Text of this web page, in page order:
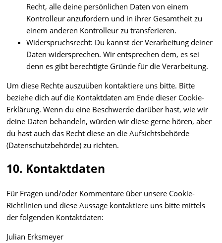
Recht, alle deine persönlichen Daten von einem
Kontrolleur anzufordern und in ihrer Gesamtheit zu
einem anderen Kontrolleur zu transferieren.
Widerspruchsrecht: Du kannst der Verarbeitung deiner
Daten widersprechen. Wir entsprechen dem, es sei
denn es gibt berechtigte Gründe für die Verarbeitung.
Um diese Rechte auszuüben kontaktiere uns bitte. Bitte
beziehe dich auf die Kontaktdaten am Ende dieser Cookie-
Erklärung. Wenn du eine Beschwerde darüber hast, wie wir
deine Daten behandeln, würden wir diese gerne hören, aber
du hast auch das Recht diese an die Aufsichtsbehörde
(Datenschutzbehörde) zu richten.
10. Kontaktdaten
Für Fragen und/oder Kommentare über unsere Cookie-
Richtlinien und diese Aussage kontaktiere uns bitte mittels
der folgenden Kontaktdaten:
Julian Erksmeyer